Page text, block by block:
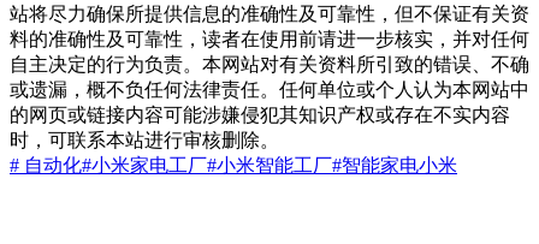
站将尽力确保所提供信息的准确性及可靠性，但不保证有关资
料的准确性及可靠性，读者在使用前请进一步核实，并对任何
自主决定的行为负责。本网站对有关资料所引致的错误、不确
或遗漏，概不负任何法律责任。任何单位或个人认为本网站中
的网页或链接内容可能涉嫌侵犯其知识产权或存在不实内容
时，可联系本站进行审核删除。
# 自动化#小米家电工厂#小米智能工厂#智能家电小米